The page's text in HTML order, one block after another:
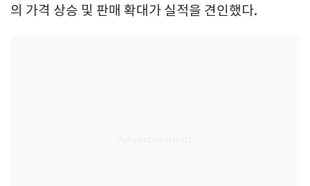
의 가격 상승 및 판매 확대가 실적을 견인했다.